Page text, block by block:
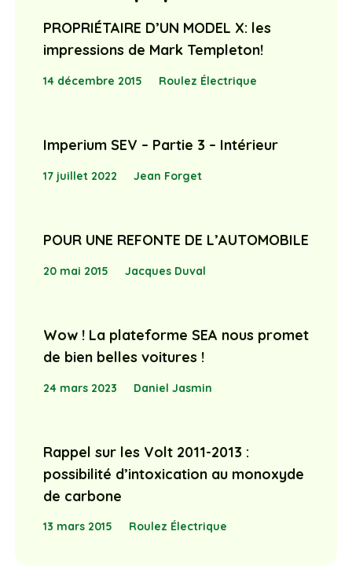
PROPRIÉTAIRE D’UN MODEL X: les
impressions de Mark Templeton!
14 décembre 2015 Roulez Électrique
Imperium SEV – Partie 3 – Intérieur
17 juillet 2022 Jean Forget
POUR UNE REFONTE DE L’AUTOMOBILE
20 mai 2015 Jacques Duval
Wow ! La plateforme SEA nous promet
de bien belles voitures !
24 mars 2023 Daniel Jasmin
Rappel sur les Volt 2011-2013 :
possibilité d’intoxication au monoxyde
de carbone
13 mars 2015 Roulez Électrique